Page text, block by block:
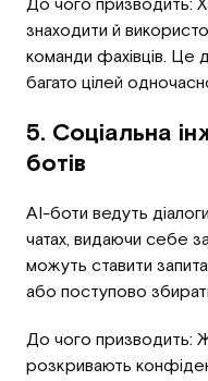
знаходити й
команди фахівців. Це
багато цілей
5. Соціальна
ботів
AI-боти ведуть
чатах, видаючи себе
можуть ставити
або поступово
До чого призводить:
розкривають